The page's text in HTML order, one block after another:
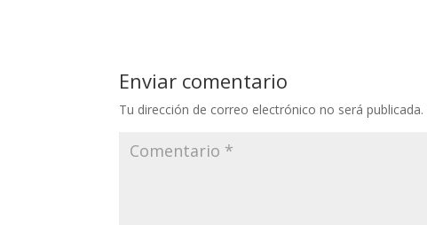
Enviar comentario
Tu dirección de correo electrónico no será publicada.